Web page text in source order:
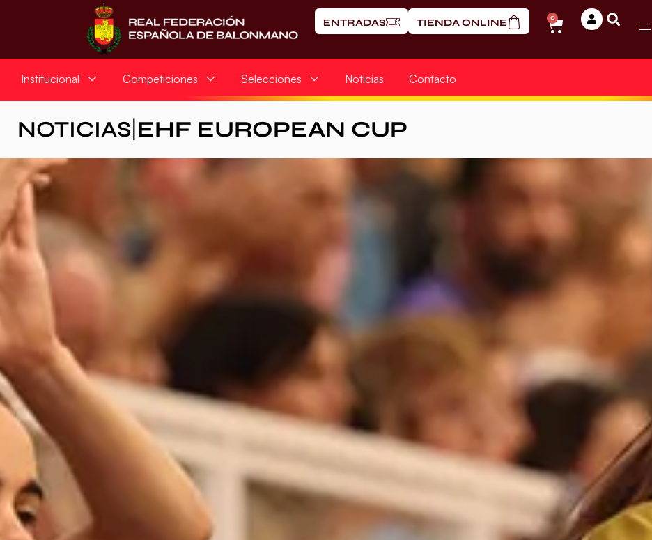
ENTRADAS TIENDA ONLINE 0
Institucional Competiciones Selecciones Noticias Contacto
NOTICIAS EHF EUROPEAN CUP